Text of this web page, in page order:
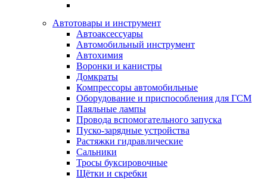
Автотовары и инструмент
Автоаксессуары
Автомобильный инструмент
Автохимия
Воронки и канистры
Домкраты
Компрессоры автомобильные
Оборудование и приспособления для ГСМ
Паяльные лампы
Провода вспомогательного запуска
Пуско-зарядные устройства
Растяжки гидравлические
Сальники
Тросы буксировочные
Щётки и скребки